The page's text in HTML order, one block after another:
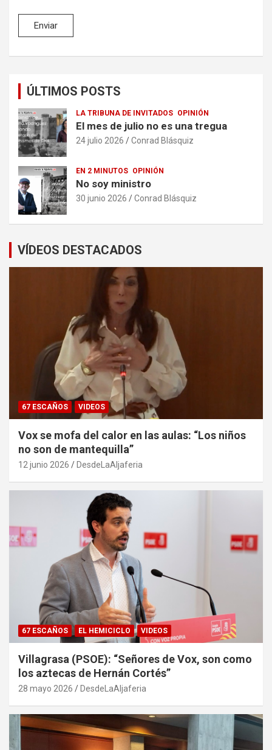
ÚLTIMOS POSTS
LA TRIBUNA DE INVITADOS OPINIÓN
El mes de julio no es una tregua
24 julio 2026 Conrad Blásquiz
EN 2 MINUTOS OPINIÓN
No soy ministro
30 junio 2026 Conrad Blásquiz
VÍDEOS DESTACADOS
67 ESCAÑOS VIDEOS
Vox se mofa del calor en las aulas: “Los niños
no son de mantequilla”
12 junio 2026 DesdeLaAljaferia
67 ESCAÑOS EL HEMICICLO VIDEOS
Villagrasa (PSOE): “Señores de Vox, son como
los aztecas de Hernán Cortés”
28 mayo 2026 DesdeLaAljaferia